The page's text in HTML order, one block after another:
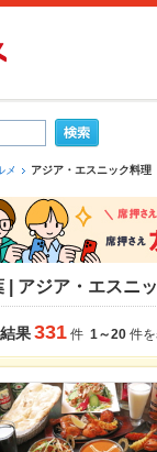
メ アジア・エスニック料理
| アジア・エスニ
果331 件 1～20 件